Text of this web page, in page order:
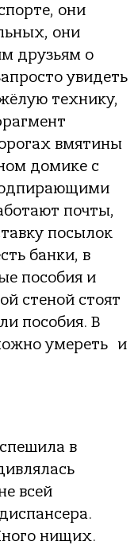
они
они
друзьям о
увидеть
технику,
вмятины
домике с
почты,
посылок
банки, в
пособия и
стеной стоят
пособия. В
умереть и
в
всей
нищих.